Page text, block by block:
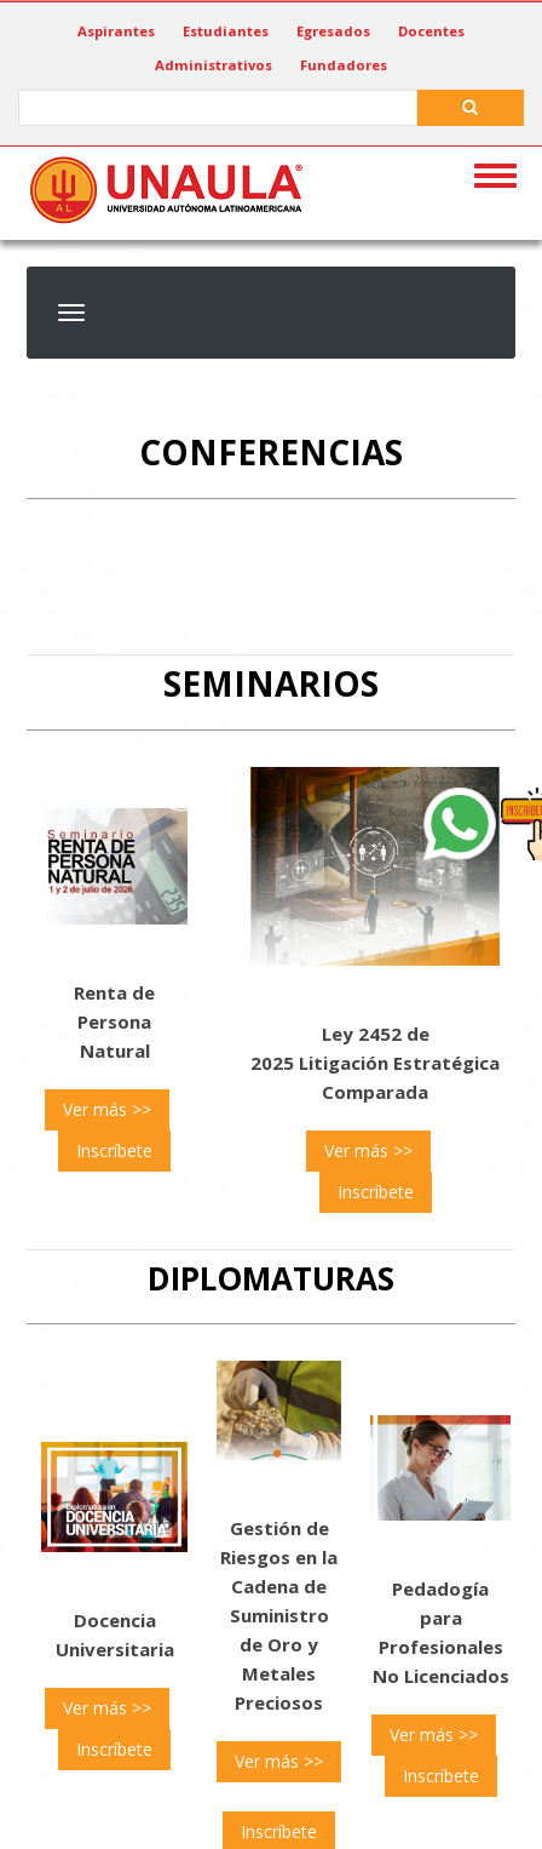
Aspirantes Estudiantes Egresados
Docentes
Administrativos
Fundadores
CONFERENCIAS
SEMINARIOS
Renta de
Persona
Natural
Ver más >>
Inscríbete
Ley 2452 de
2025 Litigación Estratégica
Comparada
Ver más >>
Inscríbete
DIPLOMATURAS
Docencia
Universitaria
Ver más >>
Inscríbete
Gestión de
Riesgos en la
Cadena de
Suministro
de Oro y
Metales
Preciosos
Ver más >>
Inscríbete
Pedadogía
para
Profesionales
No Licenciados
Ver más >>
Inscríbete